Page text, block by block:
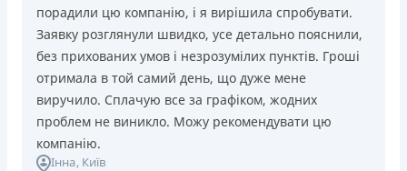
порадили цю компанію, і я вирішила спробувати.
Заявку розглянули швидко, усе детально пояснили,
без прихованих умов і незрозумілих пунктів. Гроші
отримала в той самий день, що дуже мене
виручило. Сплачую все за графіком, жодних
проблем не виникло. Можу рекомендувати цю
компанію.
Інна, Київ